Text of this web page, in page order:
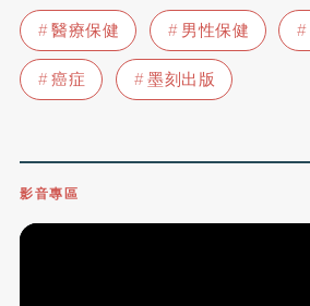
醫療保健 男性保健
癌症
墨刻出版
影音專區